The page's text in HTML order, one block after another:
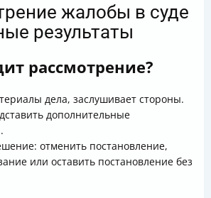
жалобы в суде
результаты
рассмотрение?
дела, заслушивает стороны.
дополнительные
отменить постановление,
или оставить постановление без